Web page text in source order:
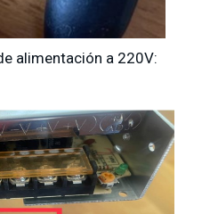
alimentación a 220V: